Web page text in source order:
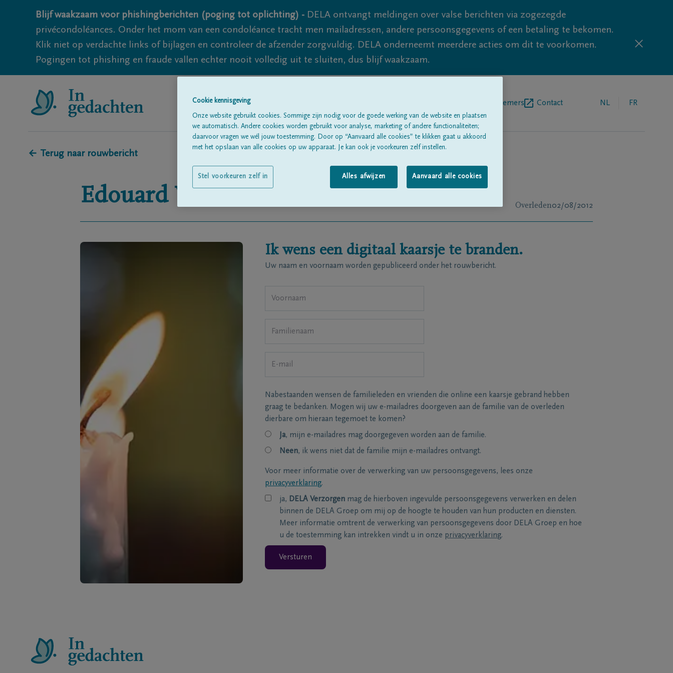
Blijf waakzaam voor phishingberichten (poging tot oplichting) - DELA ontvangt meldingen over valse berichten via zogezegde
privécondoléances. Onder het mom van een condoléance tracht men mailadressen, andere persoonsgegevens of een betaling te bekomen.
Klik niet op verdachte links of bijlagen en controleer de afzender zorgvuldig. DELA onderneemt meerdere acties om dit te voorkomen.
Pogingen tot phishing en fraude vallen echter nooit volledig uit te sluiten, dus blijf waakzaam.
Begrafenisondernemers Contact NL FR
← Terug naar rouwbericht
Edouard VOYEUX Overleden02/08/2012
Ik wens een digitaal kaarsje te branden.
Uw naam en voornaam worden gepubliceerd onder het rouwbericht.
Nabestaanden wensen de familieleden en vrienden die online een kaarsje gebrand hebben
graag te bedanken. Mogen wij uw e-mailadres doorgeven aan de familie van de overleden
dierbare om hieraan tegemoet te komen?
Ja, mijn e-mailadres mag doorgegeven worden aan de familie.
Neen, ik wens niet dat de familie mijn e-mailadres ontvangt.
Voor meer informatie over de verwerking van uw persoonsgegevens, lees onze
privacyverklaring.
ja, DELA Verzorgen mag de hierboven ingevulde persoonsgegevens verwerken en delen
binnen de DELA Groep om mij op de hoogte te houden van hun producten en diensten.
Meer informatie omtrent de verwerking van persoonsgegevens door DELA Groep en hoe
u de toestemming kan intrekken vindt u in onze privacyverklaring.
Versturen
Cookie kennisgeving
Onze website gebruikt cookies. Sommige zijn nodig voor de goede werking van de website en plaatsen
we automatisch. Andere cookies worden gebruikt voor analyse, marketing of andere functionaliteiten;
daarvoor vragen we wél jouw toestemming. Door op “Aanvaard alle cookies” te klikken gaat u akkoord
met het opslaan van alle cookies op uw apparaat. Je kan ook je voorkeuren zelf instellen.
Alles afwijzen Aanvaard alle cookies
Stel voorkeuren zelf in